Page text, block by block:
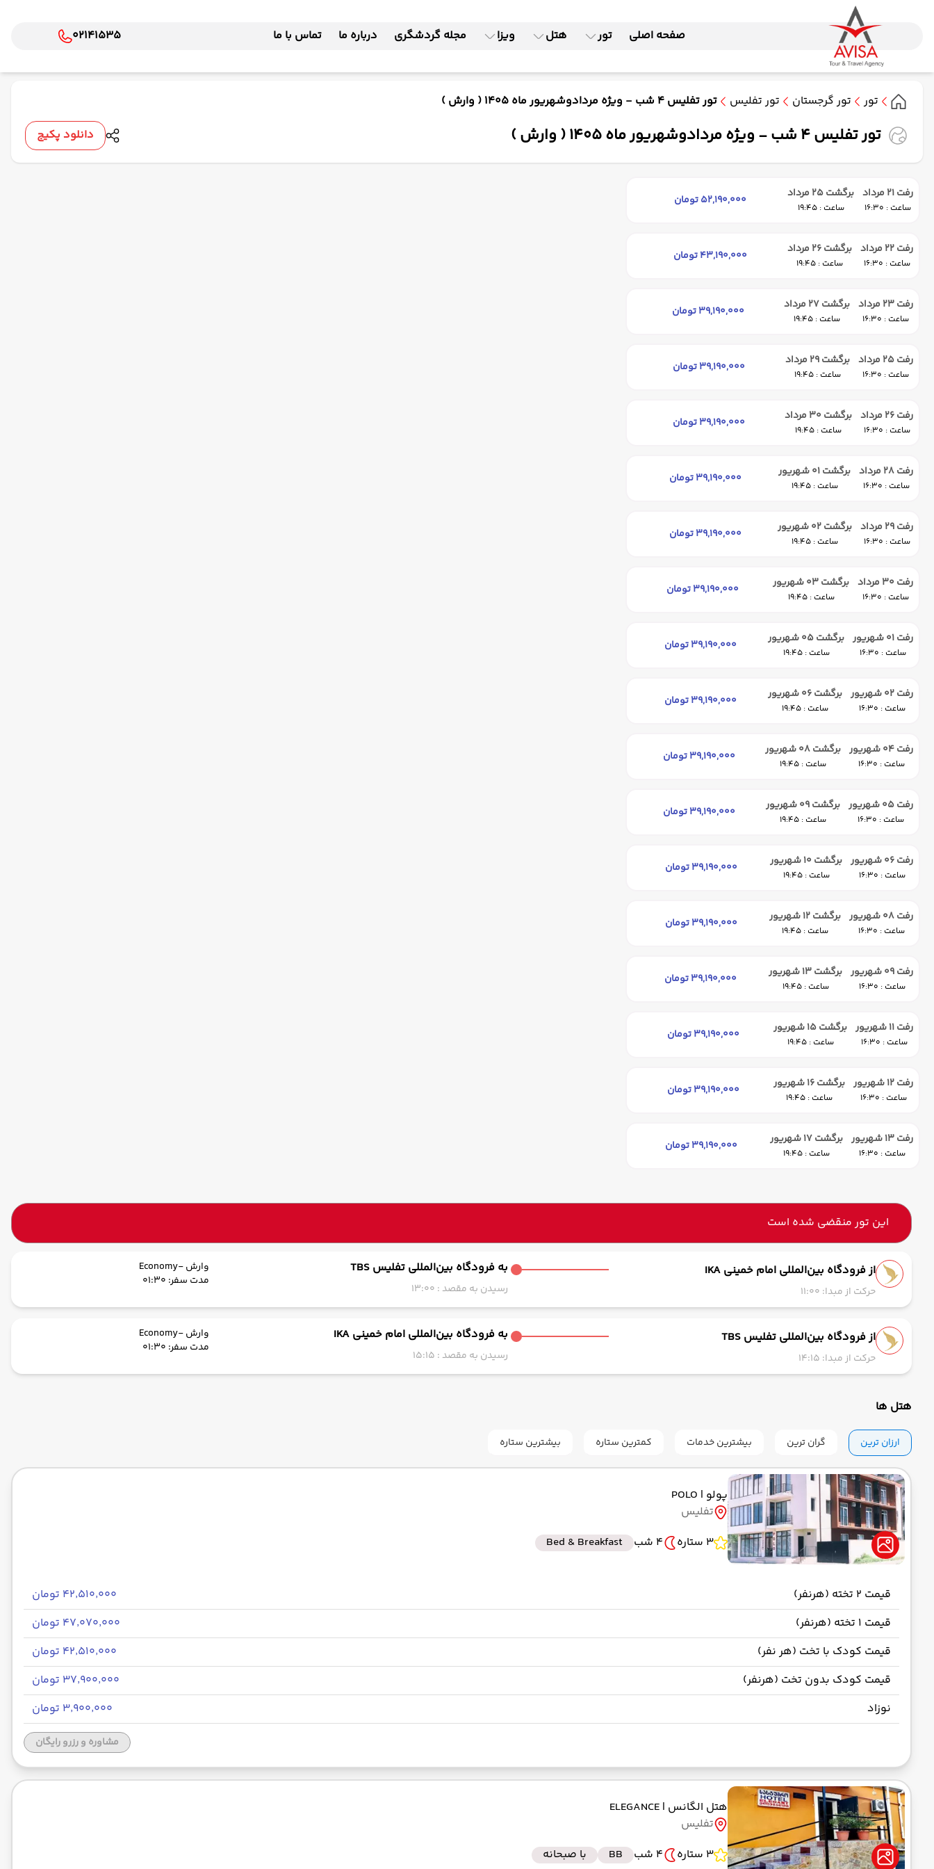
صفحه اصلی تور هتل ویزا مجله گردشگری درباره ما تماس با ما 02141535
تور تور گرجستان تور تفلیس تور تفلیس 4 شب - ویژه مردادوشهریور ماه 1405 ( وارش )
تور تفلیس 4 شب - ویژه مردادوشهریور ماه 1405 ( وارش ) دانلود پکیج
رفت 21 مرداد
ساعت : 16:30
برگشت 25 مرداد
ساعت : 19:45
52,190,000 تومان
رفت 22 مرداد
ساعت : 16:30
برگشت 26 مرداد
ساعت : 19:45
43,190,000 تومان
رفت 23 مرداد
ساعت : 16:30
برگشت 27 مرداد
ساعت : 19:45
39,190,000 تومان
رفت 25 مرداد
ساعت : 16:30
برگشت 29 مرداد
ساعت : 19:45
39,190,000 تومان
رفت 26 مرداد
ساعت : 16:30
برگشت 30 مرداد
ساعت : 19:45
39,190,000 تومان
رفت 28 مرداد
ساعت : 16:30
برگشت 01 شهریور
ساعت : 19:45
39,190,000 تومان
رفت 29 مرداد
ساعت : 16:30
برگشت 02 شهریور
ساعت : 19:45
39,190,000 تومان
رفت 30 مرداد
ساعت : 16:30
برگشت 03 شهریور
ساعت : 19:45
39,190,000 تومان
رفت 01 شهریور
ساعت : 16:30
برگشت 05 شهریور
ساعت : 19:45
39,190,000 تومان
رفت 02 شهریور
ساعت : 16:30
برگشت 06 شهریور
ساعت : 19:45
39,190,000 تومان
رفت 04 شهریور
ساعت : 16:30
برگشت 08 شهریور
ساعت : 19:45
39,190,000 تومان
رفت 05 شهریور
ساعت : 16:30
برگشت 09 شهریور
ساعت : 19:45
39,190,000 تومان
رفت 06 شهریور
ساعت : 16:30
برگشت 10 شهریور
ساعت : 19:45
39,190,000 تومان
رفت 08 شهریور
ساعت : 16:30
برگشت 12 شهریور
ساعت : 19:45
39,190,000 تومان
رفت 09 شهریور
ساعت : 16:30
برگشت 13 شهریور
ساعت : 19:45
39,190,000 تومان
رفت 11 شهریور
ساعت : 16:30
برگشت 15 شهریور
ساعت : 19:45
39,190,000 تومان
رفت 12 شهریور
ساعت : 16:30
برگشت 16 شهریور
ساعت : 19:45
39,190,000 تومان
رفت 13 شهریور
ساعت : 16:30
برگشت 17 شهریور
ساعت : 19:45
39,190,000 تومان
این تور منقضی شده است
از فرودگاه بین‌المللی امام خمینی IKA
حرکت از مبدا: 11:00
به فرودگاه بین‌المللی تفلیس TBS
رسیدن به مقصد : 13:00
وارش -Economy
مدت سفر: 01:30
از فرودگاه بین‌المللی تفلیس TBS
حرکت از مبدا: 14:15
به فرودگاه بین‌المللی امام خمینی IKA
رسیدن به مقصد : 15:15
وارش -Economy
مدت سفر: 01:30
هتل ها
ارزان ترین گران ترین بیشترین خدمات کمترین ستاره بیشترین ستاره
پولو | POLO
تفلیس
3 ستاره
4 شب Bed & Breakfast
قیمت 2 تخته (هرنفر)
۴۲٬۵۱۰٬۰۰۰ تومان
قیمت 1 تخته (هرنفر)
۴۷٬۰۷۰٬۰۰۰ تومان
قیمت کودک با تخت (هر نفر)
۴۲٬۵۱۰٬۰۰۰ تومان
قیمت کودک بدون تخت (هرنفر)
۳۷٬۹۰۰٬۰۰۰ تومان
نوزاد
۳٬۹۰۰٬۰۰۰ تومان
مشاوره و رزرو رایگان
هتل الگانس | ELEGANCE
تفلیس
3 ستاره
4 شب BB با صبحانه